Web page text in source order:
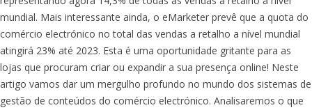
mundial. Mais interessante ainda, o eMarketer prevê que a quota do
comércio electrónico no total das vendas a retalho a nível mundial
atingirá 23% até 2023. Esta é uma oportunidade gritante para as
lojas que procuram criar ou expandir a sua presença online! Neste
artigo vamos dar um mergulho profundo no mundo dos sistemas de
gestão de conteúdos do comércio electrónico. Analisaremos o que